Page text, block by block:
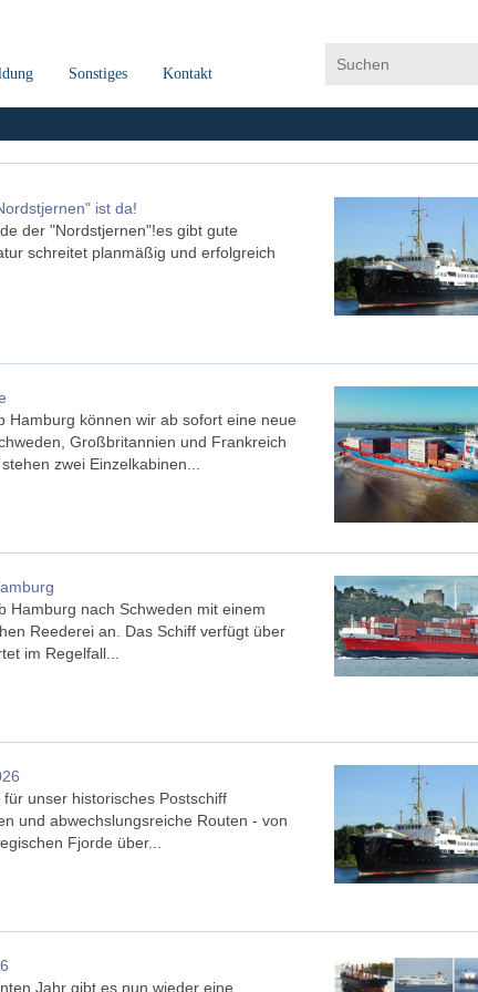
Sonstiges Kontakt
ist da!
der "Nordstjernen"!es gibt gute
schreitet planmäßig und erfolgreich
Hamburg können wir ab sofort eine neue
Großbritannien und Frankreich
zwei Einzelkabinen...
Hamburg nach Schweden mit einem
Reederei an. Das Schiff verfügt über
im Regelfall...
unser historisches Postschiff
und abwechslungsreiche Routen - von
Fjorde über...
Jahr gibt es nun wieder eine